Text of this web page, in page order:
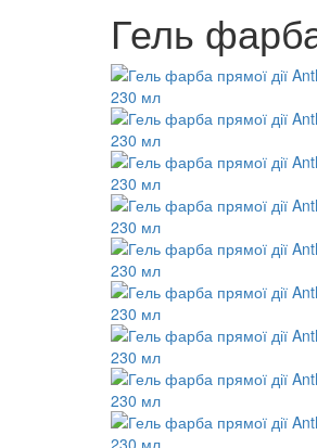
Гель